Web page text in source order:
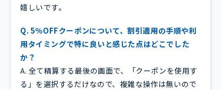
嬉しいです。
Q. 5％OFFクーポンについて、割引適用の手順や利
用タイミングで特に良いと感じた点はどこでした
か？
A. 全て精算する最後の画面で、「クーポンを使用す
る」を選択するだけなので、複雑な操作は無いので